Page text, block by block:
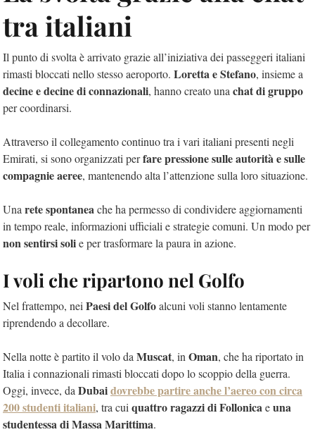
tra italiani
Il punto di svolta è arrivato grazie all’iniziativa dei passeggeri italiani
rimasti bloccati nello stesso aeroporto. Loretta e Stefano, insieme a
decine e decine di connazionali, hanno creato una chat di gruppo
per coordinarsi.
Attraverso il collegamento continuo tra i vari italiani presenti negli
Emirati, si sono organizzati perfare pressione sulle autorità e sulle
compagnie aeree, mantenendo alta l’attenzione sulla loro situazione.
Una rete spontaneache ha permesso di condividere aggiornamenti
in tempo reale, informazioni ufficiali e strategie comuni. Un modo per
non sentirsi solie per trasformare la paura in azione.
I voli che ripartono nel Golfo
Nel frattempo, nei Paesi del Golfoalcuni voli stanno lentamente
riprendendo a decollare.
Nella notte è partito il volo da Muscat, in Oman, che ha riportato in
Italia i connazionali rimasti bloccati dopo lo scoppio della guerra.
Oggi, invece, da Dubaidovrebbe partire anche l’aereo con circa
200 studenti italiani, tra cui quattro ragazzi di Follonicaeuna
studentessa di Massa Marittima.